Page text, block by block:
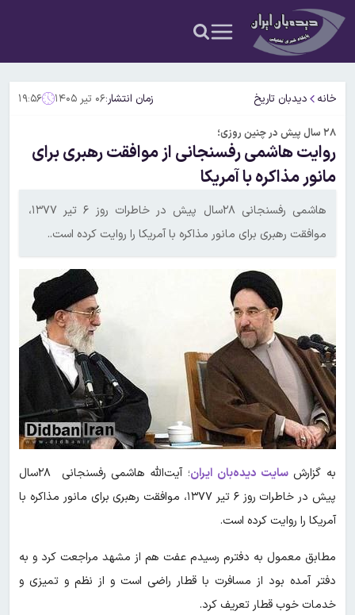
خانه دیدبان تاریخ زمان انتشار:۰۶ تیر ۱۴۰۵ ۱۹:۵۶
۲۸ سال پیش در چنین روزی؛
روایت هاشمی رفسنجانی از موافقت رهبری برای
مانور مذاکره با آمریکا
هاشمی رفسنجانی ۲۸سال پیش در خاطرات روز ۶ تیر ۱۳۷۷،
موافقت رهبری برای مانور مذاکره با آمریکا را روایت کرده است..
به گزارشسایت دیده‌بان ایران
؛ آیت‌الله هاشمی رفسنجانی ۲۸سال
پیش در خاطرات روز ۶ تیر ۱۳۷۷، موافقت رهبری برای مانور مذاکره با
آمریکا را روایت کرده است.
مطابق معمول به دفترم رسیدم عفت هم از مشهد مراجعت کرد و به
دفتر آمده بود از مسافرت با قطار راضی است و از نظم و تمیزی و
خدمات خوب قطار تعریف کرد.